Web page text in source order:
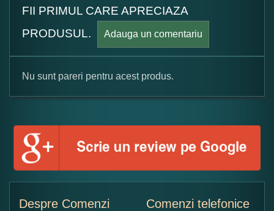
FII PRIMUL CARE APRECIAZA
PRODUSUL.
Adauga un comentariu
Formular pareri client
Numele dumneavoastra:
Nu sunt pareri pentru acest produs.
Despre Comenzi Comenzi telefonice